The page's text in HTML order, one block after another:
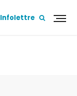
Infolettre